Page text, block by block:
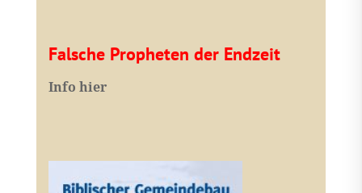
Falsche Propheten der Endzeit
Info hier